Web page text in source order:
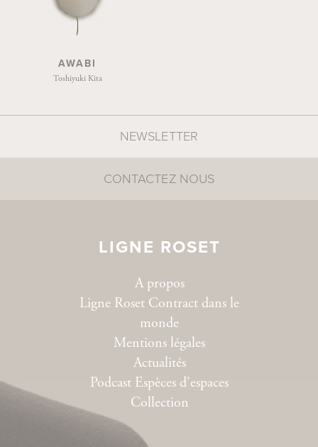
AWABI
Toshiyuki Kita
LIGNE ROSET
A propos
Ligne Roset Contract dans le
monde
Mentions légales
Actualités
Podcast Espèces d’espaces
Collection
NEWSLETTER
CONTACTEZ NOUS